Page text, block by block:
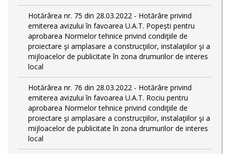
Hotărârea nr. 75 din 28.03.2022 - Hotărâre privind
emiterea avizului în favoarea U.A.T. Popești pentru
aprobarea Normelor tehnice privind condiţiile de
proiectare şi amplasare a construcţiilor, instalaţiilor şi a
mijloacelor de publicitate în zona drumurilor de interes
local
Hotărârea nr. 76 din 28.03.2022 - Hotărâre privind
emiterea avizului în favoarea U.A.T. Rociu pentru
aprobarea Normelor tehnice privind condiţiile de
proiectare şi amplasare a construcţiilor, instalaţiilor şi a
mijloacelor de publicitate în zona drumurilor de interes
local